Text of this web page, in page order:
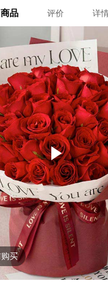
商品 评价 详
配送说明
确定
店铺信息
该地区暂无配送门店
确定